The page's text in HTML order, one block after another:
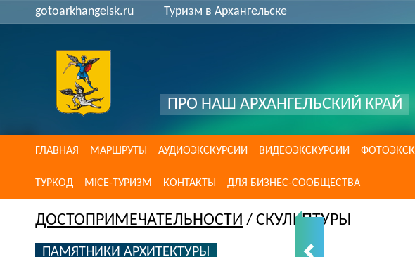
gotoarkhangelsk.ru Туризм в Архангельске
ПРО НАШ АРХАНГЕЛЬСКИЙ КРАЙ
ГЛАВНАЯ МАРШРУТЫ АУДИОЭКСКУРСИИ ВИДЕОЭКСКУРСИИ
ТУРКОД MICE-ТУРИЗМ КОНТАКТЫ ДЛЯ БИЗНЕС-СООБЩЕСТВА
ДОСТОПРИМЕЧАТЕЛЬНОСТИ / СКУЛЬПТУРЫ
ПАМЯТНИКИ АРХИТЕКТУРЫ